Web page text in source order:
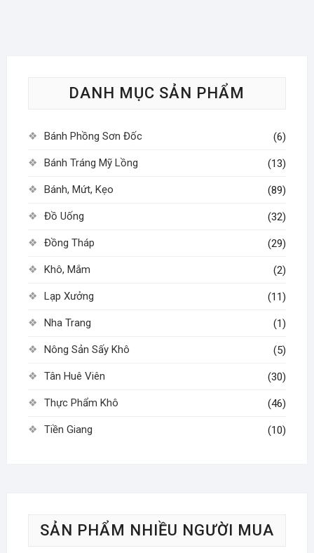
chọn
được
chọn
trang
DANH MỤC SẢN PHẨM
Bánh Phồng Sơn Đốc (6)
Bánh Tráng Mỹ Lồng (13)
Bánh, Mứt, Kẹo (89)
Đồ Uống (32)
Đồng Tháp (29)
Khô, Mắm (2)
Lạp Xưởng (11)
Nha Trang (1)
Nông Sản Sấy Khô (5)
Tân Huê Viên (30)
Thực Phẩm Khô (46)
Tiền Giang (10)
SẢN PHẨM NHIỀU NGƯỜI MUA